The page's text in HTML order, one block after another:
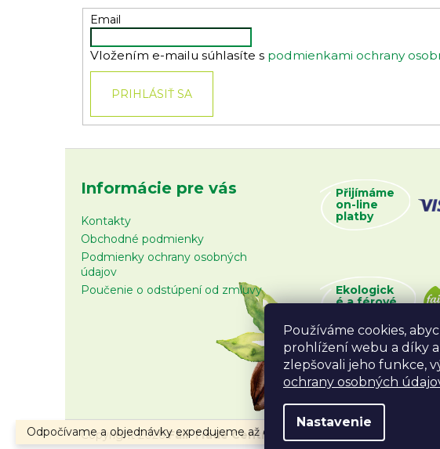
Používáme cookies,
prohlížení webu a díky
zlepšovali jeho funkce,
ochrany osobných
Nastavenie
Odpočívame a objednávky expedujeme až od 10.8.2026.
Email
Vložením e-mailu súhlasíte s podmienkami ochrany
PRIHLÁSIŤ SA
Informácie pre vás
Kontakty
Obchodné podmienky
Podmienky ochrany osobných
údajov
Poučenie o odstúpení od zmluvy
Přijímáme
on-line
platby
Ekologick
é a férové
Copyright 2026Fair Trade Centrum . Všetky práva vyhradené.